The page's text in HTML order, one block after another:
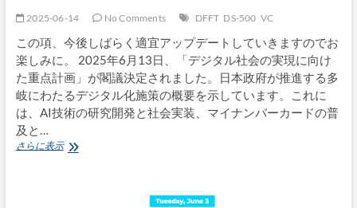
保
護
ワ
ー
キ
ン
グ
グ
ー
2025-06-14 No Comments DFFT DS-500 VC
この項、今後しばらく適宜アップデートしていきますのでお
楽しみに。 2025年6月13日、「デジタル社会の実現に向け
た重点計画」が閣議決定されました。日本政府が推進する多
岐にわたるデジタル化施策の概要を示しています。これに
は、AI技術の研究開発と社会実装、マイナンバーカードの普
及と…
さらに表示「デ